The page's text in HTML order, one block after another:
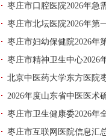
枣庄市口腔医院2026年急
枣庄市北坛医院2026年第
枣庄市妇幼保健院2026年
枣庄市精神卫生中心2026
北京中医药大学东方医院
2026年度山东省中医医术
枣庄市卫生健康委2026年
枣庄市互联网医院信息汇